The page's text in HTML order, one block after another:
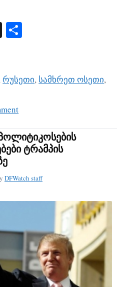
X
რუსეთი, სამხრეთ ოსეთი,
ტრამპის
DFWatch staff